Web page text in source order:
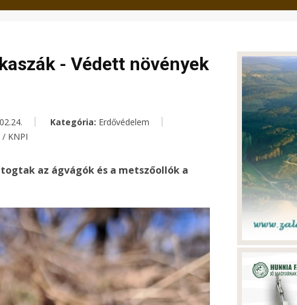
- Védett növények
Kategória: Erdővédelem
KNPI
az ágvágók és a metszőollók a